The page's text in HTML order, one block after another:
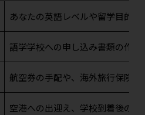
あなたの英語レベルや留学目的
語学学校への申し込み書類の作
航空券の手配や、海外旅行保険
空港への出迎え、学校到着後の